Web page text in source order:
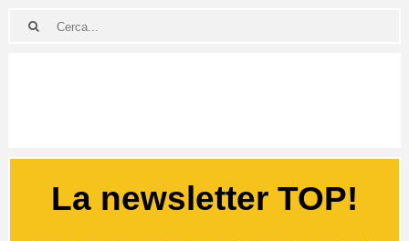
La newsletter TOP!